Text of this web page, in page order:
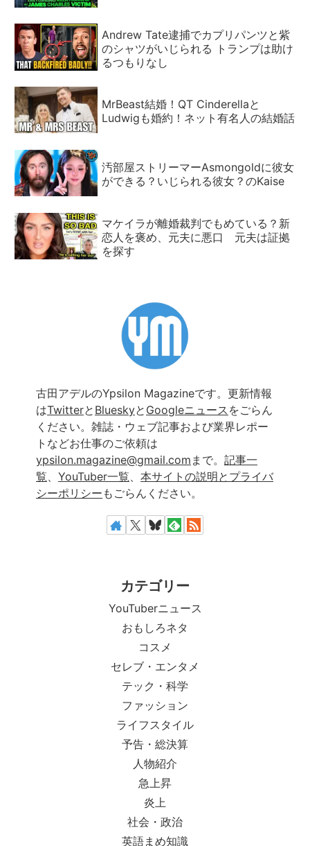
Andrew Tate逮捕でカプリパンツと紫
のシャツがいじられる トランプは助け
るつもりなし
MrBeast結婚！QT Cinderellaと
Ludwigも婚約！ネット有名人の結婚話
汚部屋ストリーマーAsmongoldに彼女
ができる？いじられる彼女？のKaise
マケイラが離婚裁判でもめている？新
恋人を褒め、元夫に悪口 元夫は証拠
を探す
古田アデルのYpsilon Magazineです。更新情報
はTwitterと Blueskyと Googleニュース をごらん
ください。雑誌・ウェブ記事および業界レポー
トなどお仕事のご依頼は
ypsilon.magazine@gmail.com まで。 記事一
覧
YouTuber一覧
本サイトの説明とプライバ
シーポリシー もごらんください。
カテゴリー
YouTuberニュース
おもしろネタ
コスメ
セレブ・エンタメ
テック・科学
ファッション
ライフスタイル
予告・総決算
人物紹介
急上昇
炎上
社会・政治
英語まめ知識